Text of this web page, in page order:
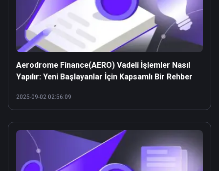
Aerodrome Finance(AERO) Vadeli İşlemler Nasıl
Yapılır: Yeni Başlayanlar İçin Kapsamlı Bir Rehber
2025-09-02 02:56:09